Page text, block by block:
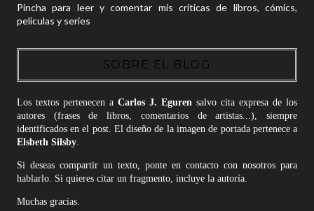
Pincha para leer y comentar mis críticas de libros, cómics,
películas y series
SOBRE EL BLOG
Los textos pertenecen a Carlos J. Egurensalvo cita expresa de los
autores (frases de libros, comentarios de artistas...), siempre
identificados en el post. El diseño de la imagen de portada pertenece a
Elsbeth Silsby.
Si deseas compartir un texto, ponte en contacto con nosotros para
hablarlo. Si quieres citar un fragmento, incluye la autoría.
Muchas gracias.